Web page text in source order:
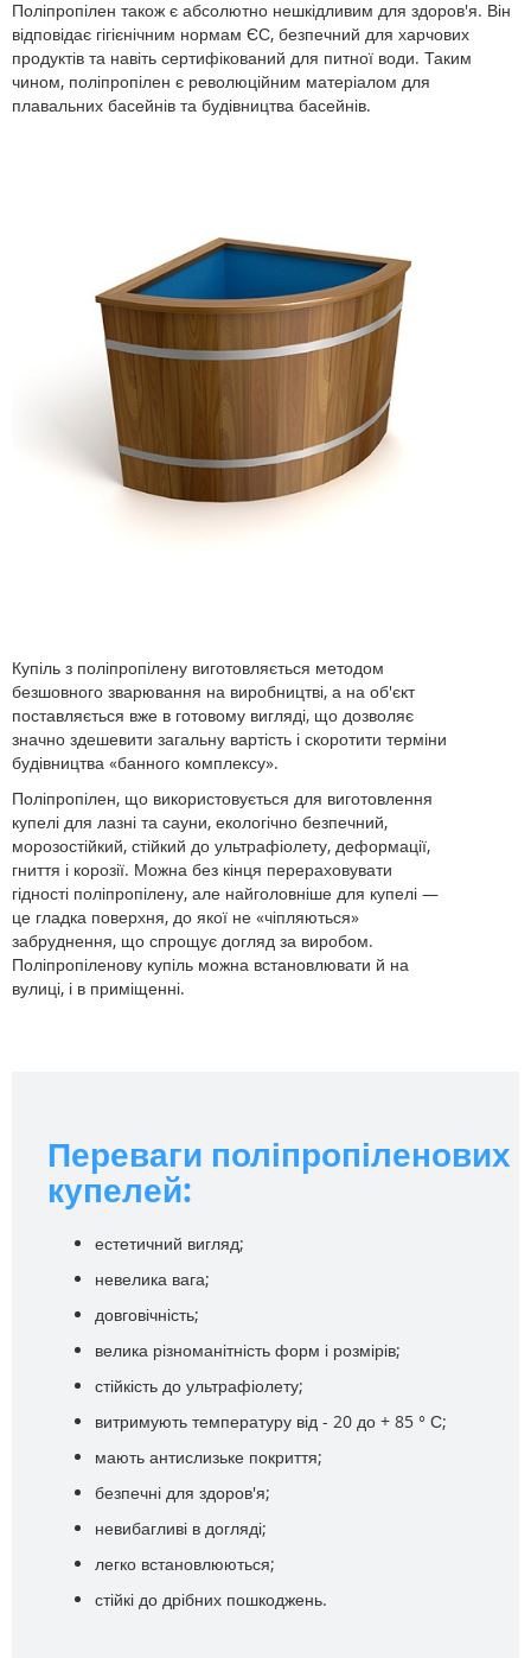
Поліпропілен також є абсолютно нешкідливим для здоров'я. Він
відповідає гігієнічним нормам ЄС, безпечний для харчових
продуктів та навіть сертифікований для питної води. Таким
чином, поліпропілен є революційним матеріалом для
плавальних басейнів та будівництва басейнів.
Купіль з поліпропілену виготовляється методом
безшовного зварювання на виробництві, а на об'єкт
поставляється вже в готовому вигляді, що дозволяє
значно здешевити загальну вартість і скоротити терміни
будівництва «банного комплексу».
Поліпропілен, що використовується для виготовлення
купелі для лазні та сауни, екологічно безпечний,
морозостійкий, стійкий до ультрафіолету, деформації,
гниття і корозії. Можна без кінця перераховувати
гідності поліпропілену, але найголовніше для купелі —
це гладка поверхня, до якої не «чіпляються»
забруднення, що спрощує догляд за виробом.
Поліпропіленову купіль можна встановлювати й на
вулиці, і в приміщенні.
Переваги поліпропіленових
купелей:
естетичний вигляд;
невелика вага;
довговічність;
велика різноманітність форм і розмірів;
стійкість до ультрафіолету;
витримують температуру від - 20 до + 85 ° С;
мають антислизьке покриття;
безпечні для здоров'я;
невибагливі в догляді;
легко встановлюються;
стійкі до дрібних пошкоджень.